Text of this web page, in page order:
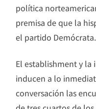
política
premisa de que la
el partido Demócrata.
El establishment y
inducen a lo
conversación las